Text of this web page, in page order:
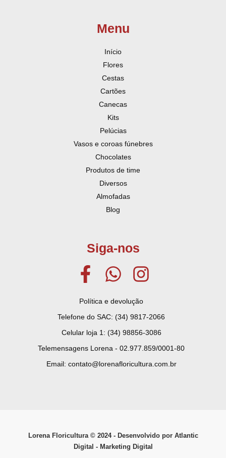
Menu
Início
Flores
Cestas
Cartões
Canecas
Kits
Pelúcias
Vasos e coroas fúnebres
Chocolates
Produtos de time
Diversos
Almofadas
Blog
Siga-nos
Política e devolução
Telefone do SAC: (34) 9817-2066
Celular loja 1: (34) 98856-3086
Telemensagens Lorena - 02.977.859/0001-80
Email: contato@lorenafloricultura.com.br
Lorena Floricultura © ­2024 - Desenvolvido por Atlantic
Digital - Marketing Digital